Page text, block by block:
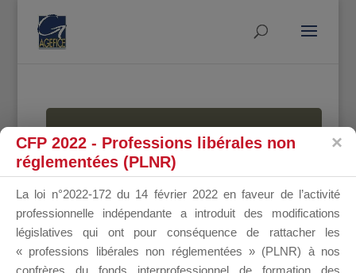
MALLETTE
DU
CFP 2022 - Professions libérales non
réglementées (PLNR)
La loi n°2022-172 du 14 février 2022 en faveur de l’activité
professionnelle indépendante a introduit des modifications
législatives qui ont pour conséquence de rattacher les
« professions libérales non réglementées » (PLNR) à nos
confrères du fonds interprofessionnel de formation des